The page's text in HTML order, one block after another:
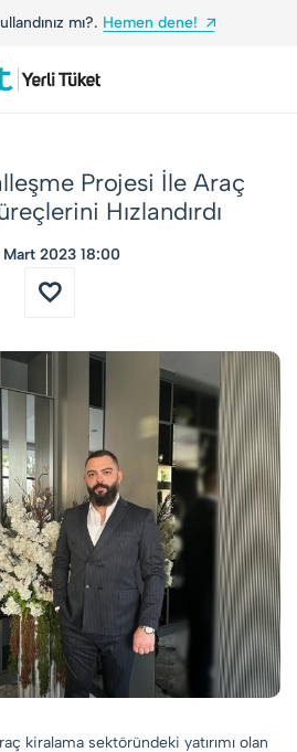
Tüketiciler, Yerli Markalarla Buluşuyor!
Projesi İle Araç
Hızlandırdı
2023 18:00
kiralama sektöründeki yatırımı olan